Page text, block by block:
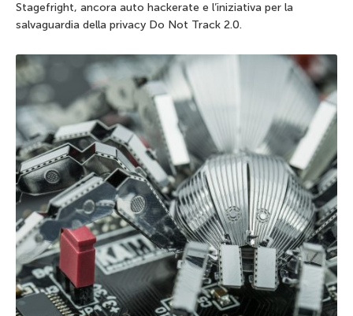
Stagefright, ancora auto hackerate e l’iniziativa per la
salvaguardia della privacy Do Not Track 2.0.